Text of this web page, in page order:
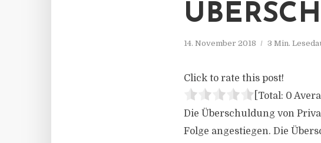
14. November 2018 3 Min.
Click to rate this post!
[Total: 0
Die Überschuldung von
Folge angestiegen. Die